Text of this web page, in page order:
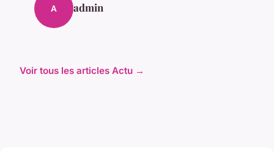
A admin
Voir tous les articles Actu →